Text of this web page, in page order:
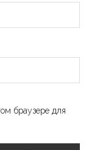
браузере для